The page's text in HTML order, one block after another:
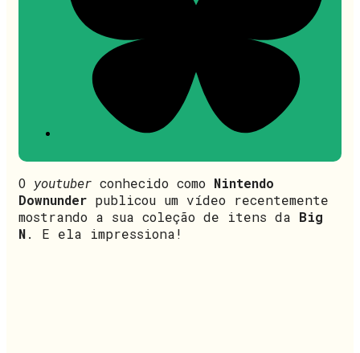
O youtuber conhecido como Nintendo
Downunder publicou um vídeo recentemente
mostrando a sua coleção de itens da Big
N. E ela impressiona!